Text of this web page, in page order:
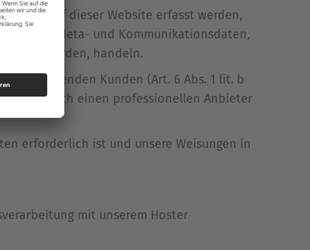
die auf dieser Website erfasst werden,
Meta- und Kommunikationsdaten,
werden, handeln.
bestehenden Kunden (Art. 6 Abs. 1 lit. b
durch einen professionellen Anbieter
erforderlich ist und unsere Weisungen in
mit unserem Hoster